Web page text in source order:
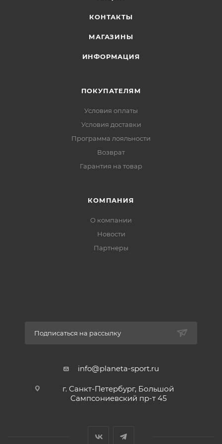
КОНТАКТЫ
МАГАЗИНЫ
ИНФОРМАЦИЯ
ПОКУПАТЕЛЯМ
Условия оплаты
Условия доставки
Программа лояльности
Возврат
Гарантия на товар
КОМПАНИЯ
О компании
Новости
Партнеры
Подписаться на рассылку
info@planeta-sport.ru
г. Санкт-Петербург, Большой
Сампсониевский пр-т 45